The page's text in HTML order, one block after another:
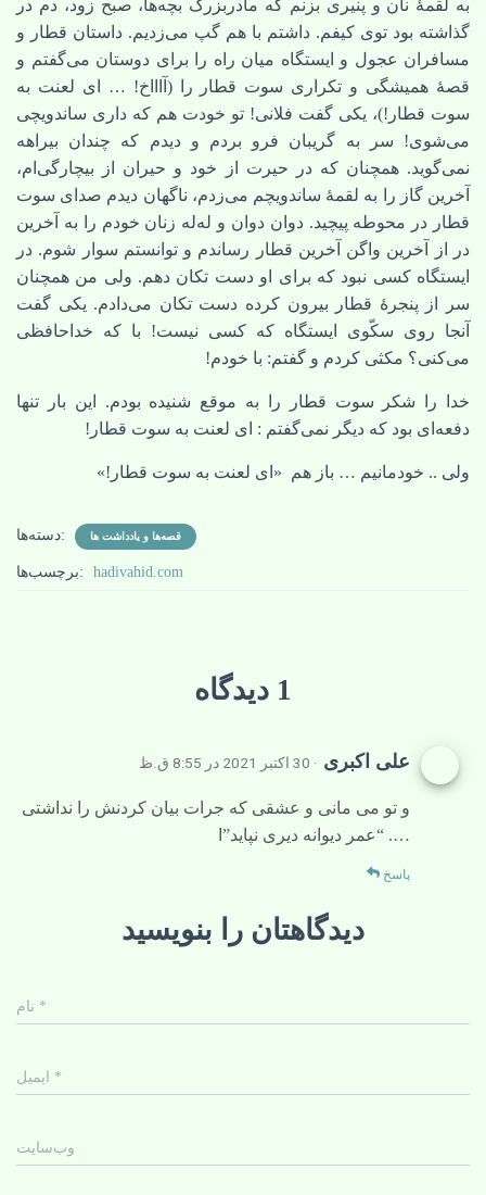
به لقمۀ نان و پنیری بزنم که مادربزرگ بچه‌ها، صبح زود، دم در
گذاشته بود توی کیفم. داشتم با هم گپ می‌زدیم. داستان قطار و
مسافران عجول و ایستگاه میان راه را برای دوستان می‌گفتم و
قصۀ همیشگی و تکراری سوت قطار را (آاااخ! … ای لعنت به
سوت قطار!)، یکی گفت فلانی! تو خودت هم که داری ساندویچی
می‌شوی! سر به گریبان فرو بردم و دیدم که چندان بیراهه
نمی‌گوید. همچنان که در حیرت از خود و حیران از بیچارگی‌ام،
آخرین گاز را به لقمۀ ساندویچم می‌زدم، ناگهان دیدم صدای سوت
قطار در محوطه پیچید. دوان دوان و له‌له زنان خودم را به آخرین
در از آخرین واگن آخرین قطار رساندم و توانستم سوار شوم. در
ایستگاه کسی نبود که برای او دست تکان دهم. ولی من همچنان
سر از پنجرۀ قطار بیرون کرده دست تکان می‌دادم. یکی گفت
آنجا روی سکّوی ایستگاه که کسی نیست! با که خداحافظی
می‌کنی؟ مکثی کردم و گفتم: با خودم!
خدا را شکر سوت قطار را به موقع شنیده بودم. این بار تنها
دفعه‌ای بود که دیگر نمی‌گفتم : ای لعنت به سوت قطار!
ولی .. خودمانیم … باز هم «ای لعنت به سوت قطار!»
دسته‌ها: قصه‌ها و یادداشت ها
برچسب‌ها: hadivahid.com
1 دیدگاه
علی اکبری · 30 اکتبر 2021 در 8:55 ق.ظ
و تو می مانی و عشقی که جرات بیان کردنش را نداشتی
…. “عمر دیوانه دیری نپاید”ا
پاسخ
دیدگاهتان را بنویسید
*
*
وب‌سایت